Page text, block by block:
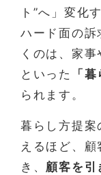
ト”へ」変化
ハード面の訴
くのは、家
といった
「
られます。
暮らし方提案
えるほど、
き、 顧客を引